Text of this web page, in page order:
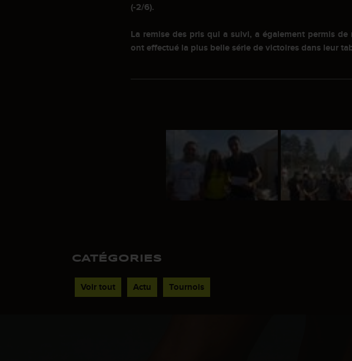
(-2/6).
La remise des pris qui a suivi, a également permis
ont effectué la plus belle série de victoires dans leur
CATÉGORIES
Voir tout Actu Tournois